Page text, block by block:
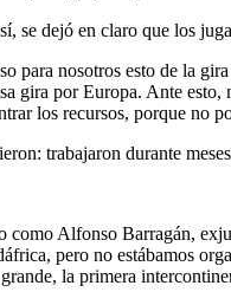
se dejó en claro que los
para nosotros esto de la
gira por Europa. Ante
los recursos, porque no
trabajaron durante
Alfonso Barragán,
pero no estábamos
la primera